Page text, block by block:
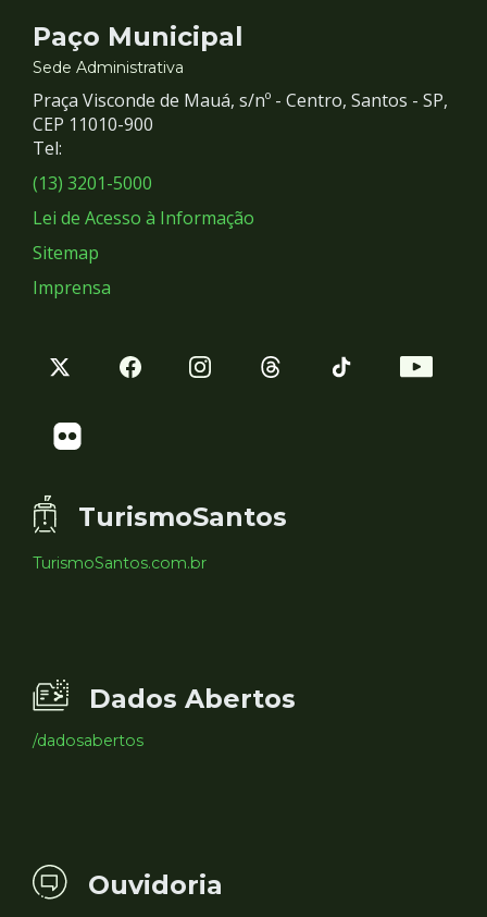
Contato
e
Redes
Sociais
Paço Municipal
Sede Administrativa
Praça Visconde de Mauá, s/nº - Centro, Santos - SP,
CEP 11010-900
Tel:
(13) 3201-5000
Lei de Acesso à Informação
Sitemap
Imprensa
TurismoSantos
TurismoSantos.com.br
Dados Abertos
/dadosabertos
Ouvidoria